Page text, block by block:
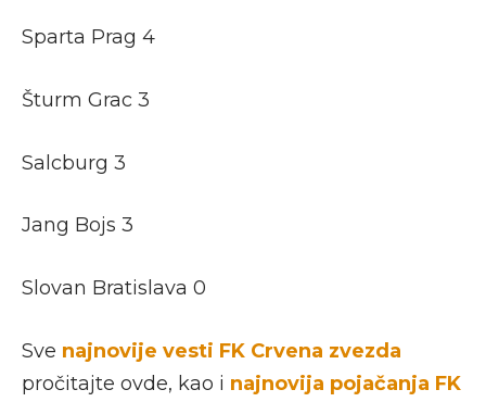
Sparta Prag 4
Šturm Grac 3
Salcburg 3
Jang Bojs 3
Slovan Bratislava 0
Sve najnovije vesti FK Crvena zvezda
pročitajte ovde, kao i najnovija pojačanja FK